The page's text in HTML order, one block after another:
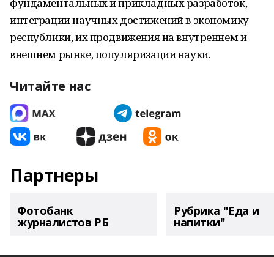
интеграции научных достижений в экономику
республики, их продвижения на внутреннем и
внешнем рынке, популяризации науки.
Читайте нас
Партнеры
Фотобанк
журналистов РБ
Рубрика "Еда и
напитки"